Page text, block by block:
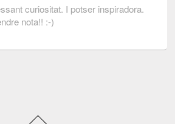
curiositat. I potser inspiradora.
nota!! :-)